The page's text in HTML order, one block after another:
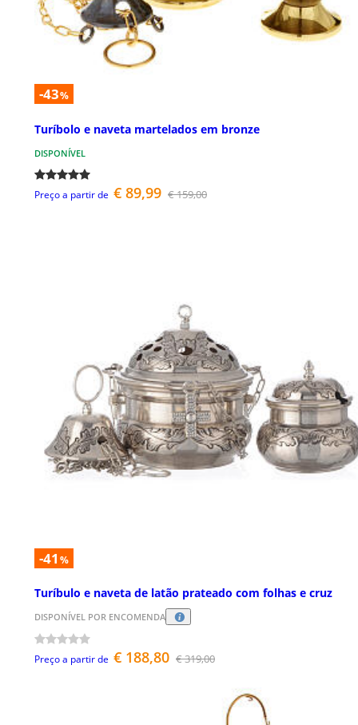
-43%
Turíbolo e naveta martelados em bronze
DISPONÍVEL
Preço a partir de € 89,99 € 159,00
-41 %
Turíbulo e naveta de latão prateado com folhas e cruz
DISPONÍVEL POR ENCOMENDA
Preço a partir de € 188,80 € 319,00